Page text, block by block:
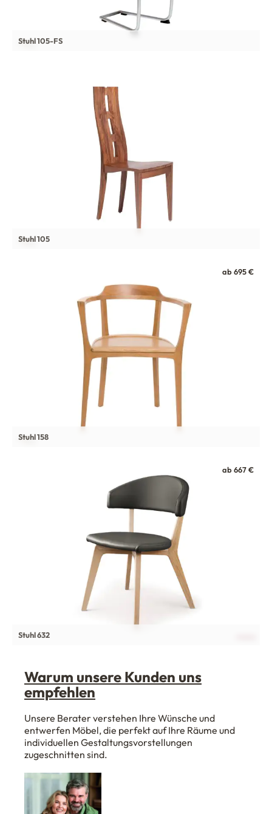
Stuhl 105-FS
Stuhl 105
Stuhl 158
ab 695 €
Stuhl 632
ab 667 €
Warum unsere Kunden uns
empfehlen
Unsere Berater verstehen Ihre Wünsche und
entwerfen Möbel, die perfekt auf Ihre Räume und
individuellen Gestaltungsvorstellungen
zugeschnitten sind.